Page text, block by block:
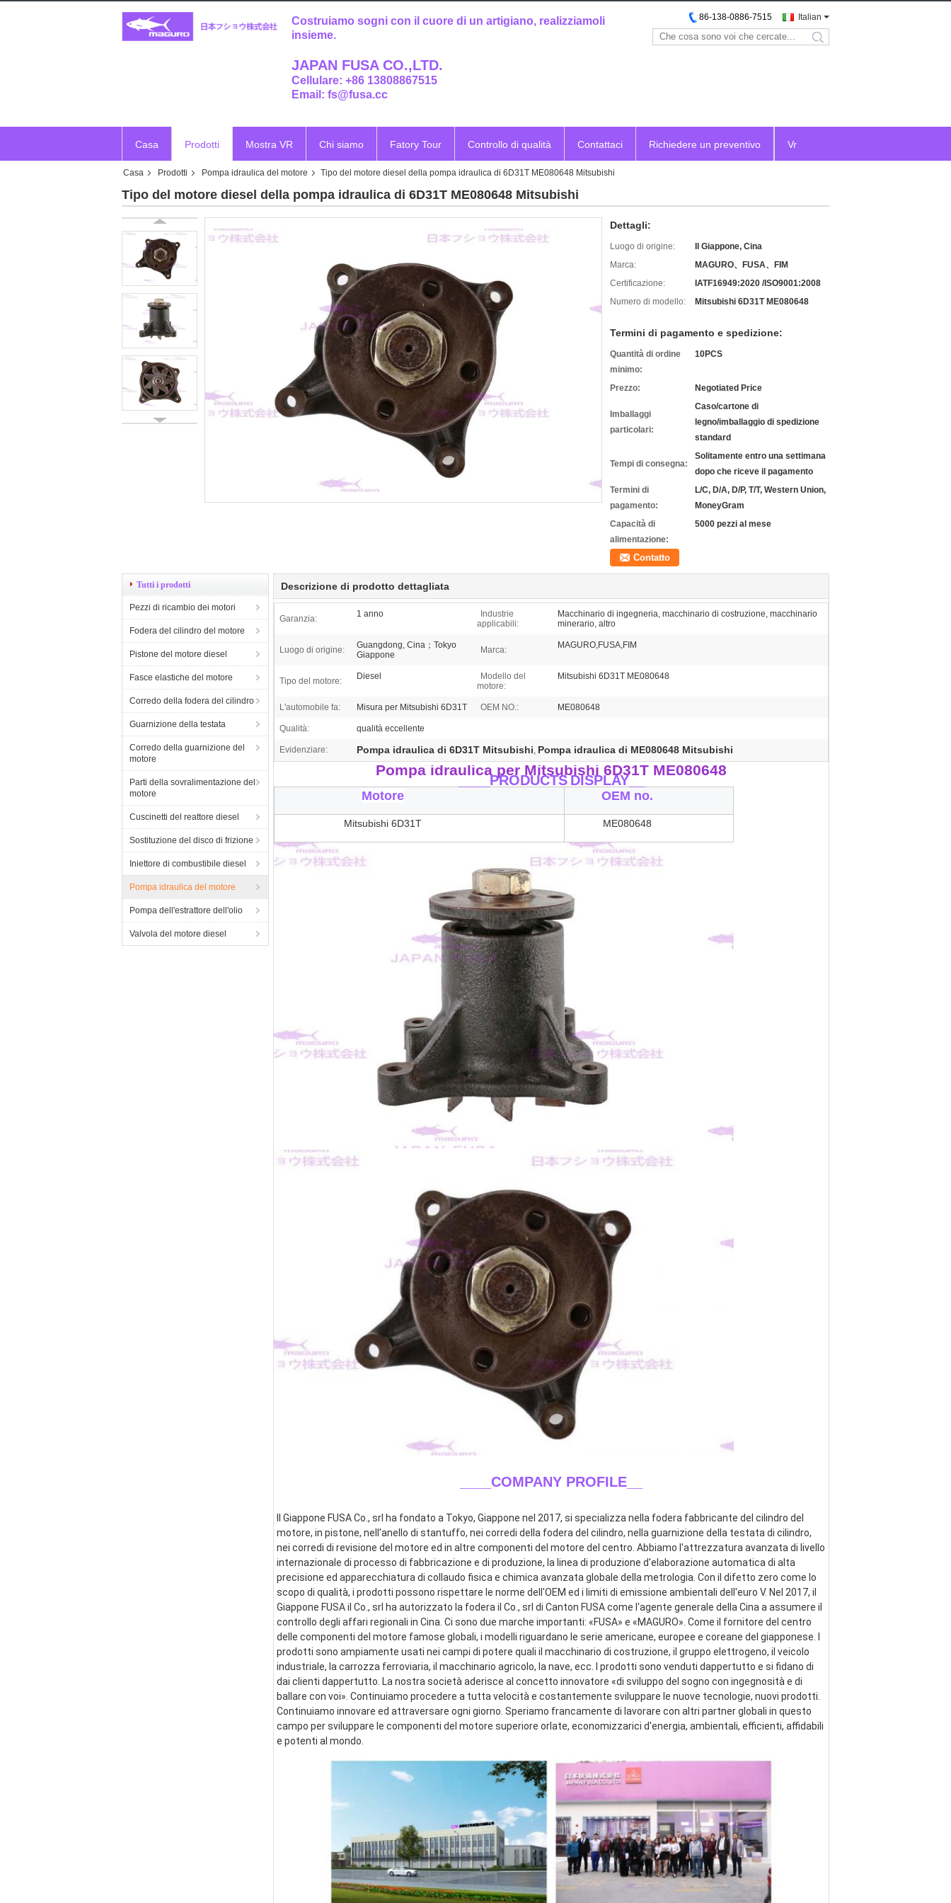
Costruiamo sogni con il cuore di un artigiano, realizziamoli
insieme.
JAPAN FUSA CO.,LTD.
Cellulare: +86 13808867515
Email: fs@fusa.cc
Italian
86-138-0886-7515
search
Casa Prodotti Mostra VR Chi siamo Fatory Tour Controllo di qualità Contattaci Richiedere un preventivo Vr
Casa Prodotti Pompa idraulica del motore Tipo del motore diesel della pompa idraulica di 6D31T ME080648 Mitsubishi
Tipo del motore diesel della pompa idraulica di 6D31T ME080648 Mitsubishi
Dettagli:
Luogo di origine:
Il Giappone, Cina
Marca:
MAGURO、FUSA、FIM
Certificazione:
IATF16949:2020 /ISO9001:2008
Numero di modello:
Mitsubishi 6D31T ME080648
Termini di pagamento e spedizione:
Quantità di ordine
minimo:
10PCS
Prezzo: Negotiated Price
Imballaggi
particolari:
Caso/cartone di
legno/imballaggio di spedizione
standard
Tempi di consegna:
Solitamente entro una settimana
dopo che riceve il pagamento
Termini di
pagamento:
L/C, D/A, D/P, T/T, Western Union,
MoneyGram
Capacità di
alimentazione:
5000 pezzi al mese
Contatto
Tutti i prodotti
Pezzi di ricambio dei motori
Fodera del cilindro del motore
Pistone del motore diesel
Fasce elastiche del motore
Corredo della fodera del cilindro
Guarnizione della testata
Corredo della guarnizione del
motore
Parti della sovralimentazione del
motore
Cuscinetti del reattore diesel
Sostituzione del disco di frizione
Iniettore di combustibile diesel
Pompa idraulica del motore
Pompa dell'estrattore dell'olio
Valvola del motore diesel
Descrizione di prodotto dettagliata
Garanzia: 1 anno
Industrie
applicabili:
Macchinario di ingegneria, macchinario di costruzione, macchinario
minerario, altro
Luogo di origine:
Guangdong, Cina；Tokyo
Giappone
Marca: MAGURO,FUSA,FIM
Tipo del motore: Diesel
Modello del
motore:
Mitsubishi 6D31T ME080648
L'automobile fa: Misura per Mitsubishi 6D31T OEM NO.: ME080648
Qualità: qualità eccellente
Evidenziare: Pompa idraulica di 6D31T Mitsubishi, Pompa idraulica di ME080648 Mitsubishi
Pompa idraulica per Mitsubishi 6D31T ME080648
____PRODUCTSDISPLAY__
Motore OEM no.
Mitsubishi 6D31T ME080648
____COMPANY PROFILE__
Il Giappone FUSA Co., srl ha fondato a Tokyo, Giappone nel 2017, si specializza nella fodera fabbricante del cilindro del
motore, in pistone, nell'anello di stantuffo, nei corredi della fodera del cilindro, nella guarnizione della testata di cilindro,
nei corredi di revisione del motore ed in altre componenti del motore del centro. Abbiamo l'attrezzatura avanzata di livello
internazionale di processo di fabbricazione e di produzione, la linea di produzione d'elaborazione automatica di alta
precisione ed apparecchiatura di collaudo fisica e chimica avanzata globale della metrologia. Con il difetto zero come lo
scopo di qualità, i prodotti possono rispettare le norme dell'OEM ed i limiti di emissione ambientali dell'euro V. Nel 2017, il
Giappone FUSA il Co., srl ha autorizzato la fodera il Co., srl di Canton FUSA come l'agente generale della Cina a assumere il
controllo degli affari regionali in Cina. Ci sono due marche importanti: «FUSA» e «MAGURO». Come il fornitore del centro
delle componenti del motore famose globali, i modelli riguardano le serie americane, europee e coreane del giapponese. I
prodotti sono ampiamente usati nei campi di potere quali il macchinario di costruzione, il gruppo elettrogeno, il veicolo
industriale, la carrozza ferroviaria, il macchinario agricolo, la nave, ecc. I prodotti sono venduti dappertutto e si fidano di
dai clienti dappertutto. La nostra società aderisce al concetto innovatore «di sviluppo del sogno con ingegnosità e di
ballare con voi». Continuiamo procedere a tutta velocità e costantemente sviluppare le nuove tecnologie, nuovi prodotti.
Continuiamo innovare ed attraversare ogni giorno. Speriamo francamente di lavorare con altri partner globali in questo
campo per sviluppare le componenti del motore superiore orlate, economizzarici d'energia, ambientali, efficienti, affidabili
e potenti al mondo.